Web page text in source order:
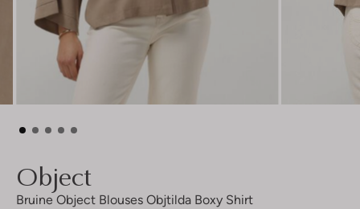
Object
Bruine Object Blouses Objtilda Boxy Shirt